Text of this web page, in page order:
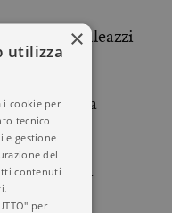
Maria Galeazzi
Galzigna
Gangemi
×
utilizza
i cookie per
tecnico
e gestione
del
contenuti
per